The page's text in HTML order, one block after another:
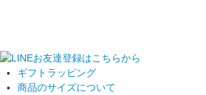
ギフトラッピング
商品のサイズについて